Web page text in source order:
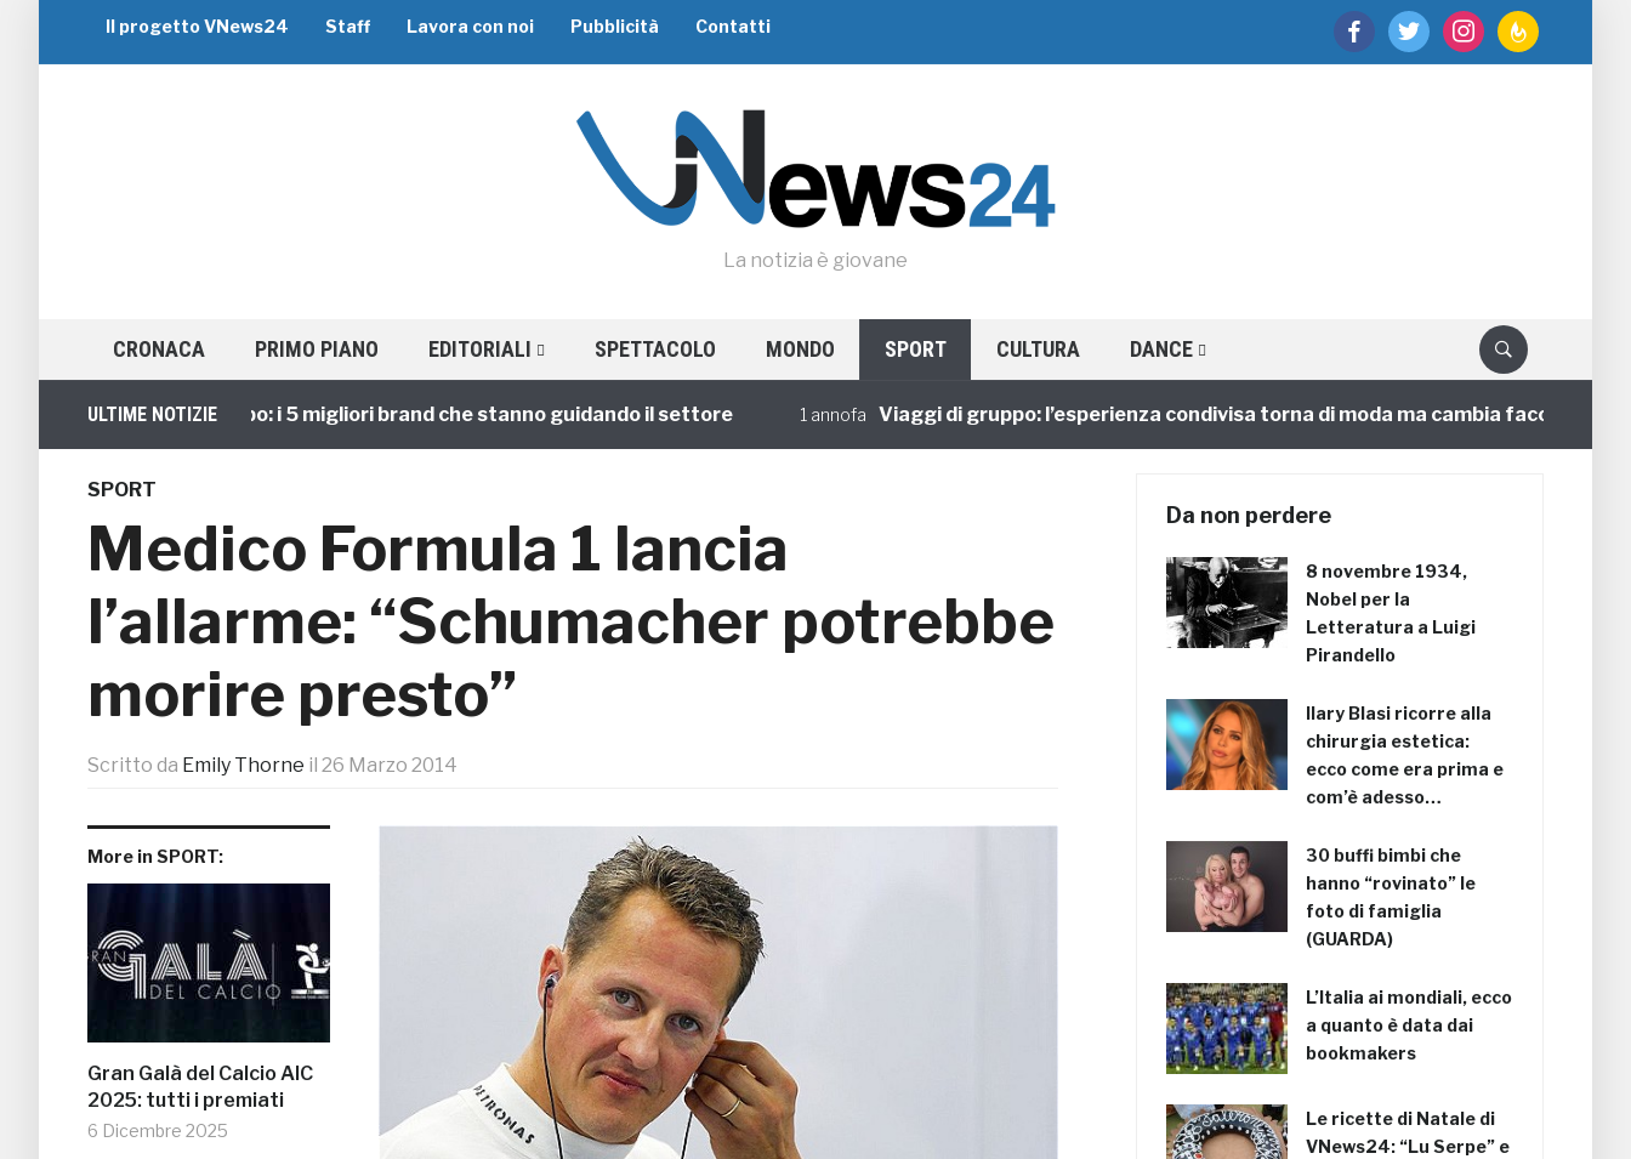
facebooktwitter instagramfeedburner
Il progetto VNews24 Staff Lavora con noi Pubblicità Contatti
La notizia è giovane
CRONACA PRIMO PIANO EDITORIALI SPETTACOLO MONDO SPORT CULTURA DANCE
ULTIME NOTIZIE
Viaggi di Gruppo: i 5 migliori brand che stanno guidando il settore 1 annofa Viaggi di gruppo: l’esperienza condivisa torna di moda ma cambia faccia
SPORT
Medico Formula 1 lancia
l’allarme: “Schumacher potrebbe
morire presto”
Scritto da Emily Thorne il 26 Marzo 2014
More in SPORT:
Gran Galà del Calcio AIC
2025: tutti i premiati
6 Dicembre 2025
Da non perdere
8 novembre 1934,
Nobel per la
Letteratura a Luigi
Pirandello
Ilary Blasi ricorre alla
chirurgia estetica:
ecco come era prima e
com’è adesso…
30 buffi bimbi che
hanno “rovinato” le
foto di famiglia
(GUARDA)
L’Italia ai mondiali, ecco
a quanto è data dai
bookmakers
Le ricette di Natale di
VNews24: “Lu Serpe” e